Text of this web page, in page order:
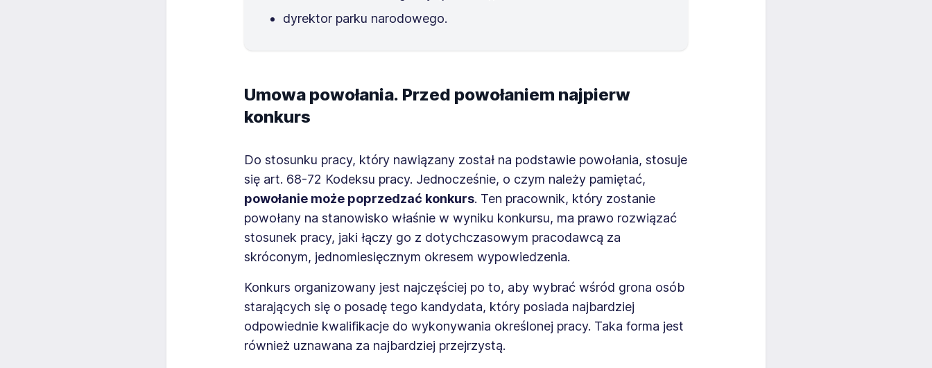
dyrektor parku narodowego.
Umowa powołania. Przed powołaniem najpierw
konkurs
Do stosunku pracy, który nawiązany został na podstawie powołania, stosuje
się art. 68-72 Kodeksu pracy. Jednocześnie, o czym należy pamiętać,
powołanie może poprzedzać konkurs. Ten pracownik, który zostanie
powołany na stanowisko właśnie w wyniku konkursu, ma prawo rozwiązać
stosunek pracy, jaki łączy go z dotychczasowym pracodawcą za
skróconym, jednomiesięcznym okresem wypowiedzenia.
Konkurs organizowany jest najczęściej po to, aby wybrać wśród grona osób
starających się o posadę tego kandydata, który posiada najbardziej
odpowiednie kwalifikacje do wykonywania określonej pracy. Taka forma jest
również uznawana za najbardziej przejrzystą.